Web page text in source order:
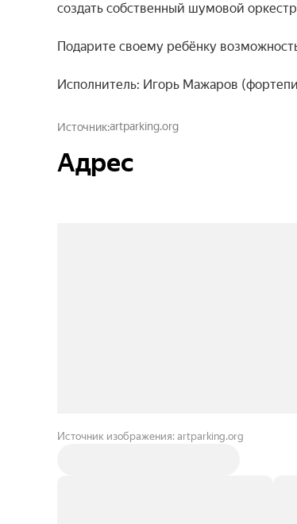
создать собственный шумовой
Подарите своему ребёнку
Исполнитель: Игорь Мажаров
Источникartparking.org
Адрес
Источник изображения: artparking.org